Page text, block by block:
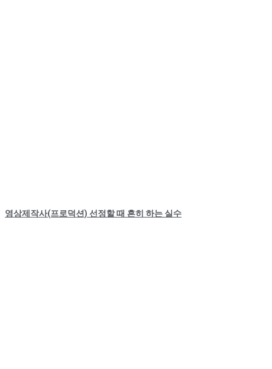
영상제작사(프로덕션) 선정할 때 흔히 하는 실수